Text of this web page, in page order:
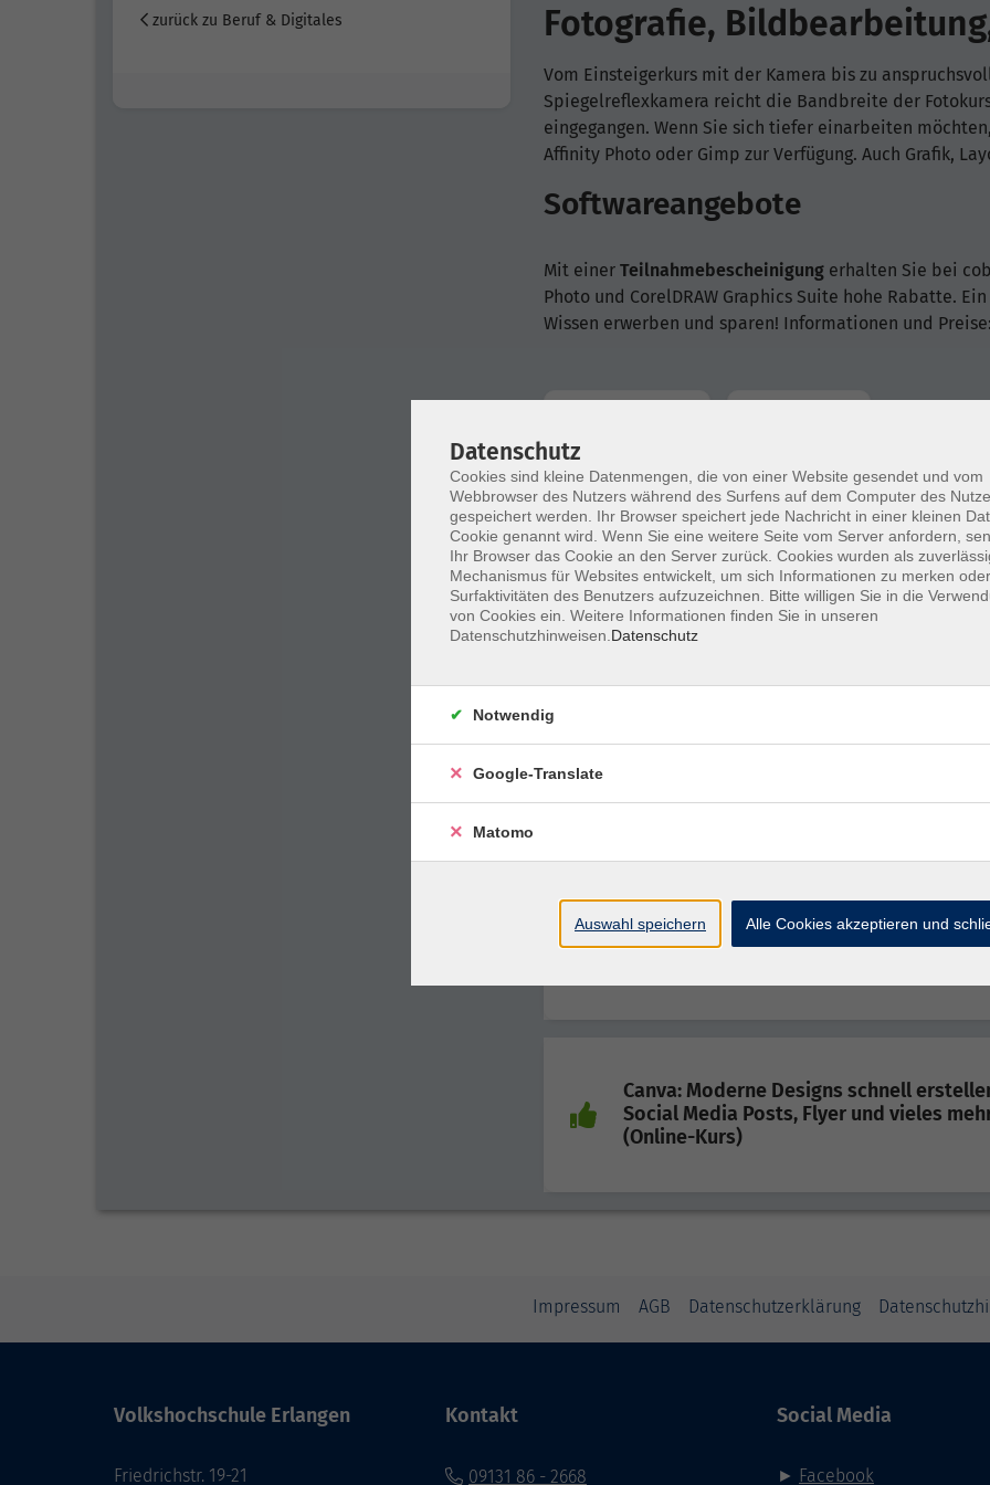
zurück zu Beruf & Digitales Fotografie,
Vom Einsteigerkurs mit der Kamera bis zu
Spiegelreflexkamera reicht die Bandbreite der
eingegangen. Wenn Sie sich tiefer einarbeiten
Affinity Photo oder Gimp zur Verfügung. Auch Grafik,
Softwareangebote
Mit einer Teilnahmebescheinigung erhalten Sie bei
Photo und CorelDRAW Graphics Suite hohe Rabatte.
Wissen erwerben und sparen! Informationen und Preise:
Jahreskurs Künstlerische Fotografie 2026
CapCut - Videoschnitt am Handy
Digitales Malen & Zeichnen mit dem
(Online-Kurs)
Canva: Moderne Designs schnell
Social Media Posts, Flyer und vieles
(Online-Kurs)
Impressum AGB Datenschutzerklärung
Volkshochschule Erlangen
Friedrichstr. 19-21
Kontakt
09131 86 - 2668
Social Media
► Facebook
Datenschutz
Cookies sind kleine Datenmengen, die von einer Website gesendet und vom
Webbrowser des Nutzers während des Surfens auf dem Computer des
gespeichert werden. Ihr Browser speichert jede Nachricht in einer kleinen
Cookie genannt wird. Wenn Sie eine weitere Seite vom Server anfordern,
Ihr Browser das Cookie an den Server zurück. Cookies wurden als
Mechanismus für Websites entwickelt, um sich Informationen zu merken
Surfaktivitäten des Benutzers aufzuzeichnen. Bitte willigen Sie in die
von Cookies ein. Weitere Informationen finden Sie in unseren
Datenschutzhinweisen. Datenschutz
Notwendig
Google-Translate
Matomo
Auswahl speichern Alle Cookies akzeptieren und